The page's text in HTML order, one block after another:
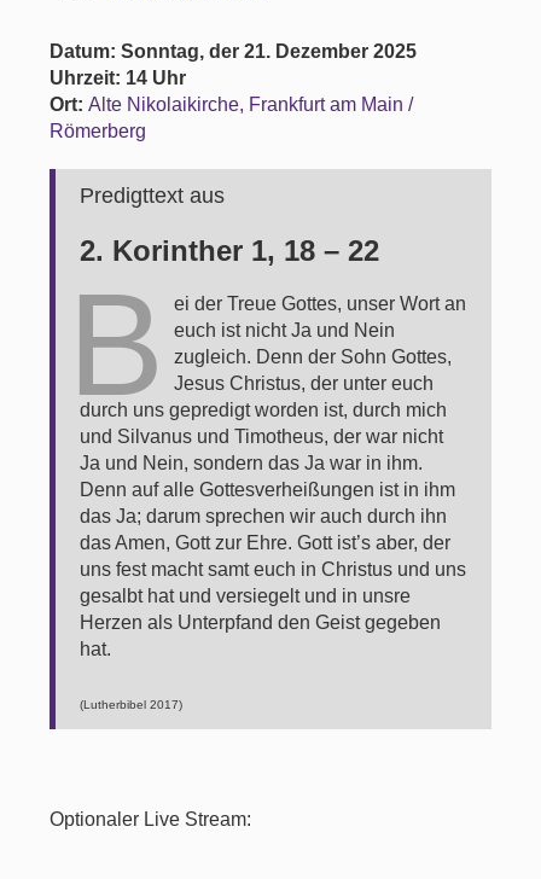
Datum: Sonntag, der 21. Dezember 2025
Uhrzeit: 14 Uhr
Ort:Alte Nikolaikirche, Frankfurt am Main /
Römerberg
Predigttext aus
2. Korinther 1, 18 – 22
B
ei der Treue Gottes, unser Wort an
euch ist nicht Ja und Nein
zugleich. Denn der Sohn Gottes,
Jesus Christus, der unter euch
durch uns gepredigt worden ist, durch mich
und Silvanus und Timotheus, der war nicht
Ja und Nein, sondern das Ja war in ihm.
Denn auf alle Gottesverheißungen ist in ihm
das Ja; darum sprechen wir auch durch ihn
das Amen, Gott zur Ehre. Gott ist’s aber, der
uns fest macht samt euch in Christus und uns
gesalbt hat und versiegelt und in unsre
Herzen als Unterpfand den Geist gegeben
hat.
(Lutherbibel 2017)
Optionaler Live Stream: